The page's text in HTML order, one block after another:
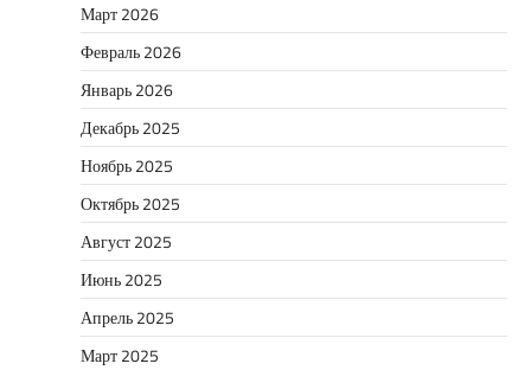
Март 2026
Февраль 2026
Январь 2026
Декабрь 2025
Ноябрь 2025
Октябрь 2025
Август 2025
Июнь 2025
Апрель 2025
Март 2025